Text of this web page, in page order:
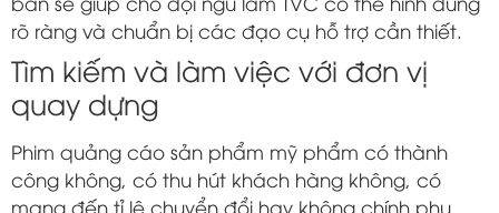
rõ ràng và chuẩn bị các đạo cụ hỗ trợ cần thiết.
Tìm kiếm và làm việc với đơn vị
quay dựng
Phim quảng cáo sản phẩm mỹ phẩm có thành
công không, có thu hút khách hàng không, có
mang đến tỉ lệ chuyển đổi hay không chính phụ